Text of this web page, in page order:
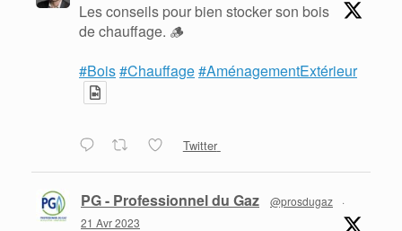
Les conseils pour bien stocker son bois
de chauffage. 🪵
#Bois#Chauffage#AménagementExtérieur
Twitter
PG - Professionnel du Gaz @prosdugaz
·
21 Avr 2023